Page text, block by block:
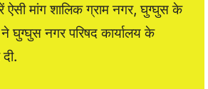
ऐसी मांग शालिक ग्राम नगर, घुग्घुस के
ने घुग्घुस नगर परिषद कार्यालय के